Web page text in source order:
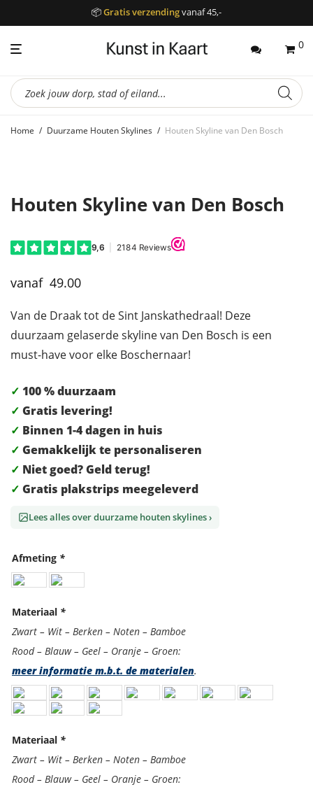
📦Gratis verzendingvanaf 45,-
0
Producten
zoeken
Home / Duurzame Houten Skylines / Houten Skyline van Den Bosch
Houten Skyline van Den Bosch
49.00
Van de Draak tot de Sint Janskathedraal! Deze
duurzaam gelaserde skyline van Den Bosch is een
must-have voor elke Boschernaar!
✓ 100 % duurzaam
✓ Gratis levering!
✓ Binnen 1-4 dagen in huis
✓ Gemakkelijk te personaliseren
✓ Niet goed? Geld terug!
✓ Gratis plakstrips meegeleverd
Lees alles over duurzame houten skylines ›
Afmeting *
Materiaal *
Zwart – Wit – Berken – Noten – Bamboe
Rood – Blauw – Geel – Oranje – Groen:
meer informatie m.b.t. de materialen.
Materiaal *
Zwart – Wit – Berken – Noten – Bamboe
Rood – Blauw – Geel – Oranje – Groen: